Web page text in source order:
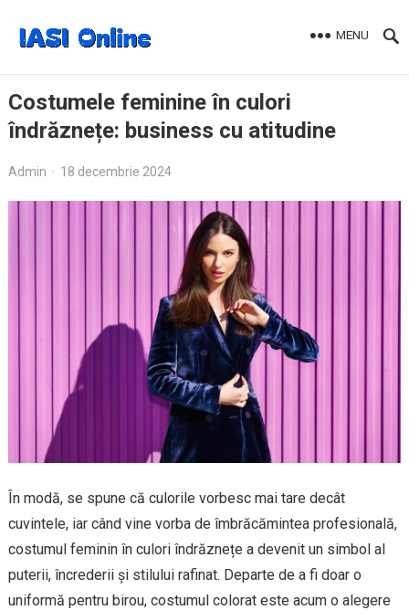
MENU
Costumele feminine în culori
îndrăznețe: business cu atitudine
Admin · 18 decembrie 2024
În modă, se spune că culorile vorbesc mai tare decât
cuvintele, iar când vine vorba de îmbrăcămintea profesională,
costumul feminin în culori îndrăznețe a devenit un simbol al
puterii, încrederii și stilului rafinat. Departe de a fi doar o
uniformă pentru birou, costumul colorat este acum o alegere